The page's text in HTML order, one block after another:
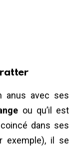
anus avec ses
ou qu’il est
dans ses
exemple), il se